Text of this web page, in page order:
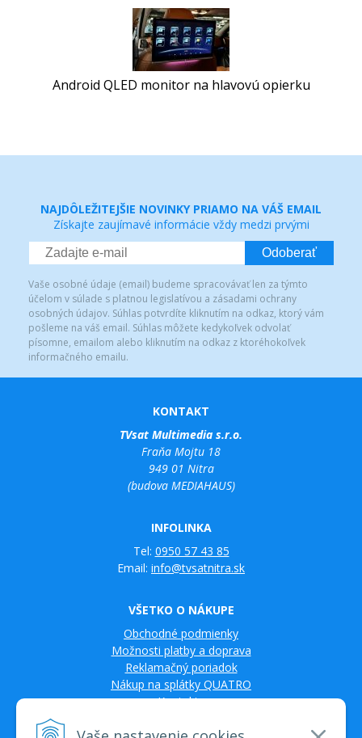
Android QLED monitor na hlavovú opierku
NAJDÔLEŽITEJŠIE NOVINKY PRIAMO NA VÁŠ EMAIL
Získajte zaujímavé informácie vždy medzi prvými
Odoberať
Vaše osobné údaje (email) budeme spracovávať len za týmto
účelom v súlade s platnou legislatívou a zásadami ochrany
osobných údajov. Súhlas potvrdíte kliknutím na odkaz, ktorý vám
pošleme na váš email. Súhlas môžete kedykoľvek odvolať
písomne, emailom alebo kliknutím na odkaz z ktoréhokoľvek
informačného emailu.
KONTAKT
TVsat Multimedia s.r.o.
Fraňa Mojtu 18
949 01 Nitra
(budova MEDIAHAUS)
INFOLINKA
Tel: 0950 57 43 85
Email: info@tvsatnitra.sk
VŠETKO O NÁKUPE
Obchodné podmienky
Možnosti platby a doprava
Reklamačný poriadok
Nákup na splátky QUATRO
Kontakty